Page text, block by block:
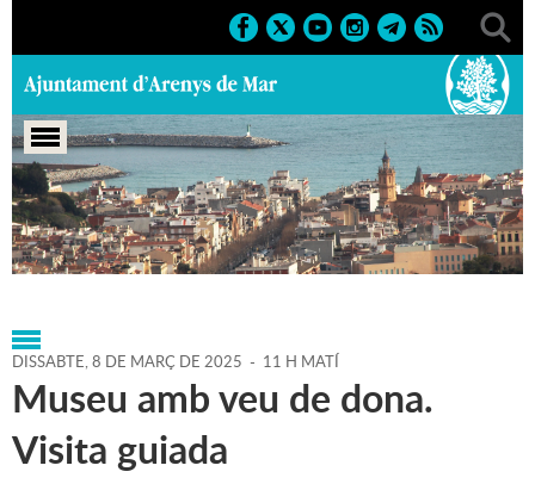
Portada > Agenda > 08-03-
2025 > Marcs > Culturals > 2025 > Sortides i visites guiades
DISSABTE,8 DE MARÇ DE 2025 - 11 H MATÍ
Museu amb veu de dona.
Visita guiada